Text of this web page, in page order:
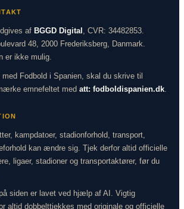
af BGGD Digital
, CVR: 34482853.
48, 2000 Frederiksberg, Danmark.
er ikke mulig.
Fodbold i Spanien, skal du skrive til
emnefeltet med att: fodboldispanien.dk
kampdatoer, stadionforhold, transport,
kan ændre sig. Tjek derfor altid officielle
ligaer, stadioner og transportaktører, før du
siden er lavet ved hjælp af AI. Vigtig
altid dobbelttjekkes med originale og officielle